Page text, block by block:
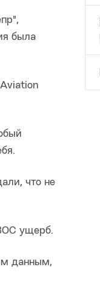
была
что не
ущерб.
данным,